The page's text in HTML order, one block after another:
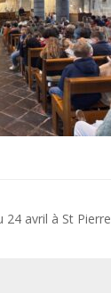
24 avril à St Pierre